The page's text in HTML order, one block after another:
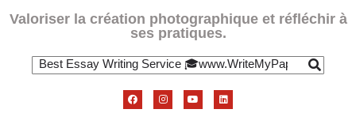
Valoriser la création photographique et réfléchir à
ses pratiques.